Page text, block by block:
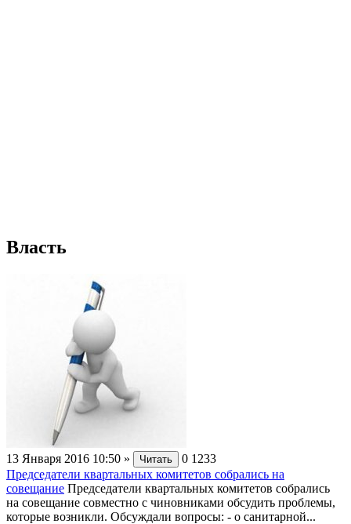
Власть
13 Января 2016 10:50 » Читать 0 1233
Председатели квартальных комитетов собрались на
совещание Председатели квартальных комитетов собрались
на совещание совместно с чиновниками обсудить проблемы,
которые возникли. Обсуждали вопросы: - о санитарной...